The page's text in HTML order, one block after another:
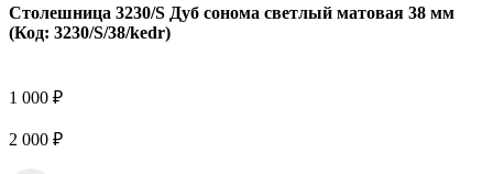
Столешница 3230/S Дуб сонома светлый матовая 38 мм
(Код: 3230/S/38/kedr)
1 000 ₽
2 000 ₽